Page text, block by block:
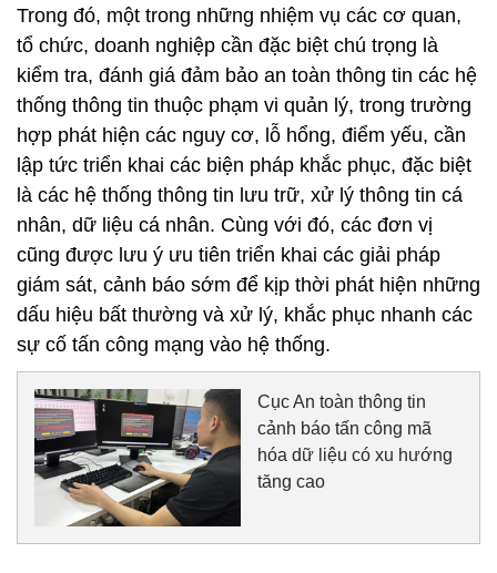
Trong đó, một trong những nhiệm vụ các cơ quan,
tổ chức, doanh nghiệp cần đặc biệt chú trọng là
kiểm tra, đánh giá đảm bảo an toàn thông tin các hệ
thống thông tin thuộc phạm vi quản lý, trong trường
hợp phát hiện các nguy cơ, lỗ hổng, điểm yếu, cần
lập tức triển khai các biện pháp khắc phục, đặc biệt
là các hệ thống thông tin lưu trữ, xử lý thông tin cá
nhân, dữ liệu cá nhân. Cùng với đó, các đơn vị
cũng được lưu ý ưu tiên triển khai các giải pháp
giám sát, cảnh báo sớm để kịp thời phát hiện những
dấu hiệu bất thường và xử lý, khắc phục nhanh các
sự cố tấn công mạng vào hệ thống.
Cục An toàn thông tin
cảnh báo tấn công mã
hóa dữ liệu có xu hướng
tăng cao